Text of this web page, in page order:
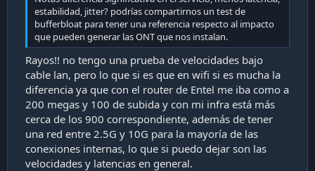
estabilidad, jitter? podrías compartirnos un test de
bufferbloat para tener una referencia respecto al impacto
que pueden generar las ONT que nos instalan.
Rayos!! no tengo una prueba de velocidades bajo
cable lan, pero lo que si es que en wifi si es mucha la
diferencia ya que con el router de Entel me iba como a
200 megas y 100 de subida y con mi infra está más
cerca de los 900 correspondiente, además de tener
una red entre 2.5G y 10G para la mayoría de las
conexiones internas, lo que si puedo dejar son las
velocidades y latencias en general.